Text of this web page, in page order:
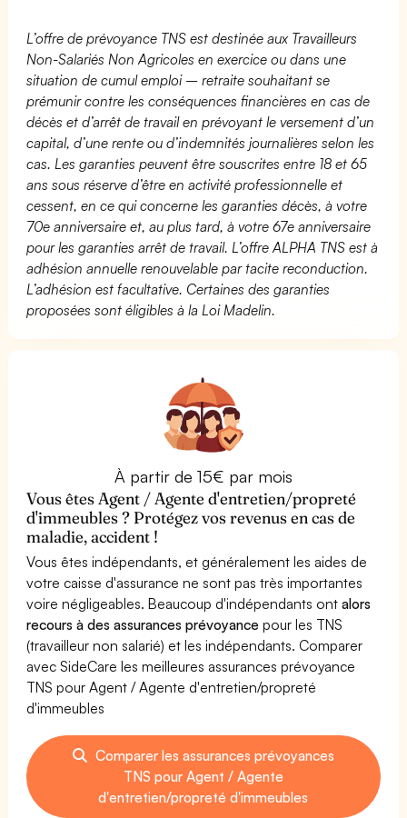
L’offre de prévoyance TNS est destinée aux Travailleurs
Non-Salariés Non Agricoles en exercice ou dans une
situation de cumul emploi – retraite souhaitant se
prémunir contre les conséquences financières en cas de
décès et d’arrêt de travail en prévoyant le versement d’un
capital, d’une rente ou d’indemnités journalières selon les
cas. Les garanties peuvent être souscrites entre 18 et 65
ans sous réserve d’être en activité professionnelle et
cessent, en ce qui concerne les garanties décès, à votre
70e anniversaire et, au plus tard, à votre 67e anniversaire
pour les garanties arrêt de travail. L’offre ALPHA TNS est à
adhésion annuelle renouvelable par tacite reconduction.
L’adhésion est facultative. Certaines des garanties
proposées sont éligibles à la Loi Madelin.
À partir de 15€ par mois
Vous êtes Agent / Agente d'entretien/propreté
d'immeubles ? Protégez vos revenus en cas de
maladie, accident !
Vous êtes indépendants, et généralement les aides de
votre caisse d'assurance ne sont pas très importantes
voire négligeables. Beaucoup d'indépendants ontalors
recours à des assurances prévoyance pour les TNS
(travailleur non salarié) et les indépendants. Comparer
avec SideCare les meilleures assurances prévoyance
TNS pour Agent / Agente d'entretien/propreté
d'immeubles
Comparer les assurances prévoyances
TNS pour Agent / Agente
d'entretien/propreté d'immeubles